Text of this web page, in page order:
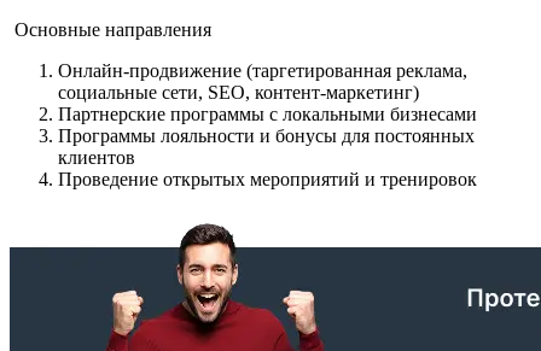
Основные направления
Онлайн-продвижение (таргетированная реклама,
социальные сети, SEO, контент-маркетинг)
Партнерские программы с локальными бизнесами
Программы лояльности и бонусы для постоянных
клиентов
Проведение открытых мероприятий и тренировок